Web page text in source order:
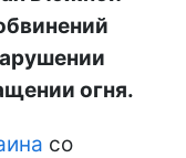
огня.
со